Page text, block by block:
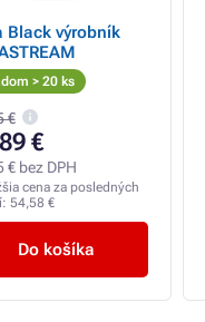
Black výrobník
> 20 ks
€
€
€ bez DPH
cena za posledných
54,58 €
Do košíka